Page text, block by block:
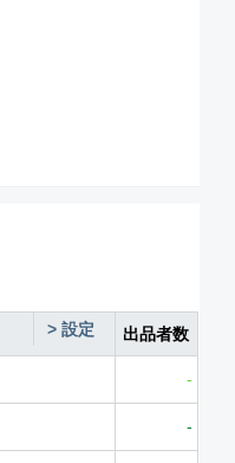
> 設定 出品者数
-
-